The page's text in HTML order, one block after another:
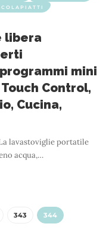
libera
mini
Control,
Cucina,
lavastoviglie portatile
acqua,…
343 344